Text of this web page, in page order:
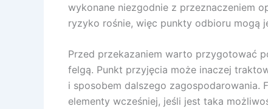
wykonane niezgodnie z przeznaczeniem
ryzyko rośnie, więc punkty odbioru mogą
Przed przekazaniem warto przygotować
felgą. Punkt przyjęcia może inaczej
i sposobem dalszego zagospodarowania.
elementy wcześniej, jeśli jest taka